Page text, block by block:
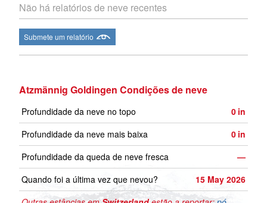
Não há relatórios de neve recentes
Submete um relatório
Atzmännig Goldingen Condições de neve
Profundidade da neve no topo 0 in
Profundidade da neve mais baixa
0 in
Profundidade da queda de neve fresca
—
Quando foi a última vez que nevou?
15 May 2026